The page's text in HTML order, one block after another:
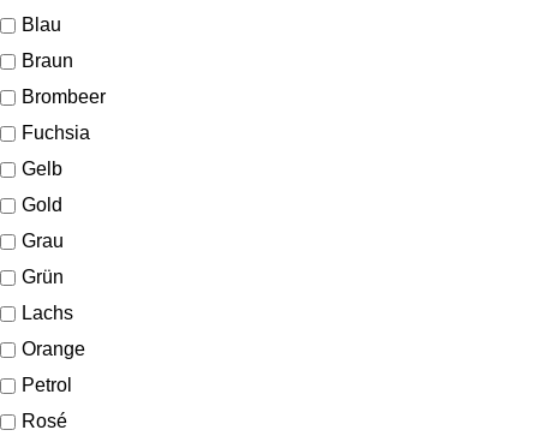
Blau
Braun
Brombeer
Fuchsia
Gelb
Gold
Grau
Grün
Lachs
Orange
Petrol
Rosé